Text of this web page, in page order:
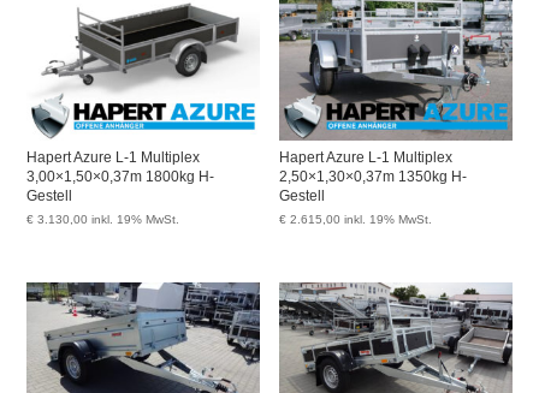
Hapert Azure L-1 Multiplex
3,00×1,50×0,37m 1800kg H-
Gestell
€ 3.130,00 inkl. 19% MwSt.
Hapert Azure L-1 Multiplex
2,50×1,30×0,37m 1350kg H-
Gestell
€ 2.615,00 inkl. 19% MwSt.